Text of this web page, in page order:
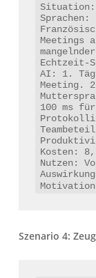
Situation:
Sprachen:
Meetings
Echtzeit-
AI: 1.
Meeting.
100 ms
Kosten:
Nutzen:
Szenario 4: